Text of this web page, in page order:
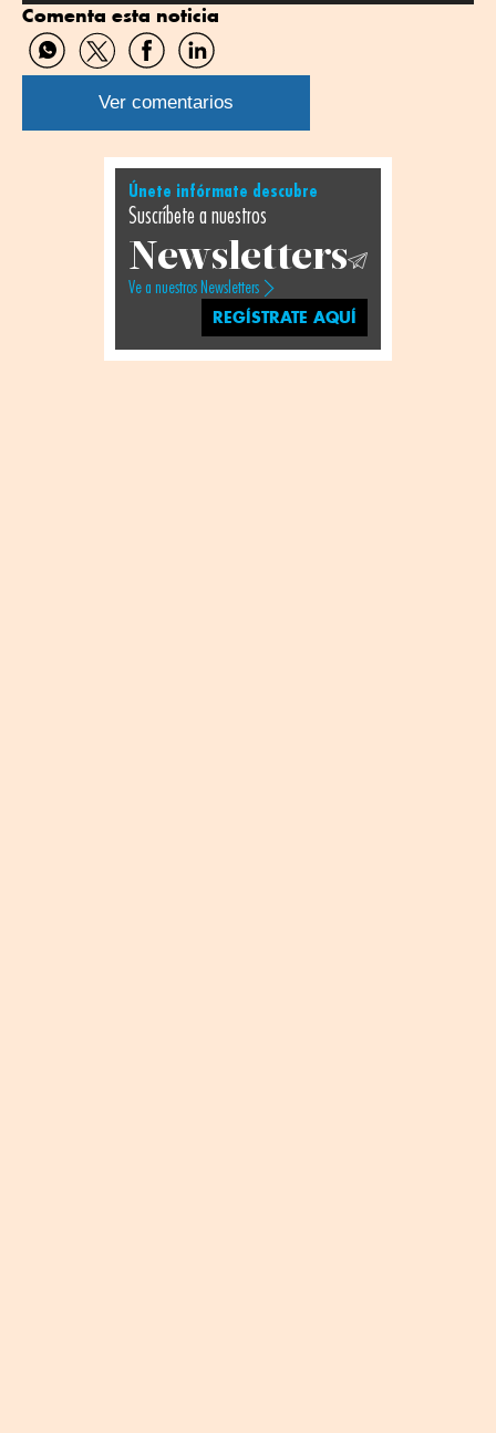
Comenta esta noticia
Compartir
por
WhatsApp
Compartir
por
Twitter
Compartir
por
Facebook
Compartir
por
Linkedin
Ver comentarios
Únete infórmate descubre
Suscríbete a nuestros
Newsletters
Ve a nuestros Newsletters
REGÍSTRATE AQUÍ